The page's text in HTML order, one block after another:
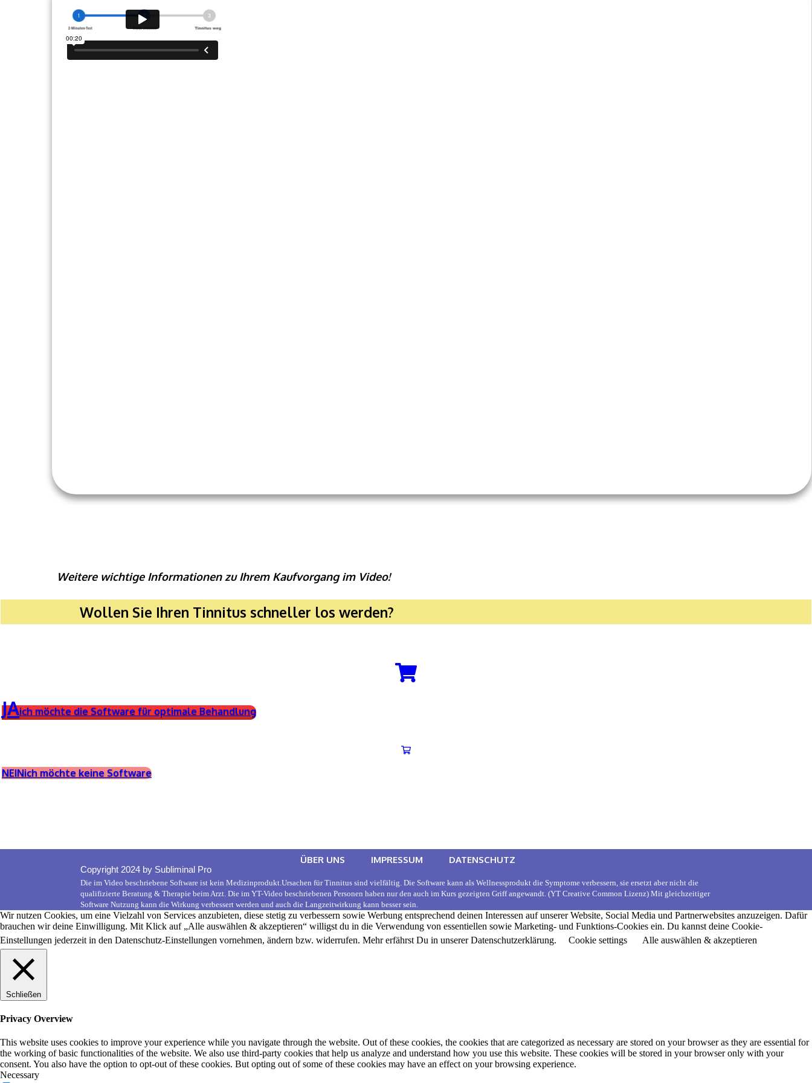
Weitere wichtige Informationen zu Ihrem Kaufvorgang im Video!
Wollen Sie Ihren Tinnitus schneller los werden?
JAich möchte die Software für optimale Behandlung
NEINich möchte keine Software
ÜBER UNS IMPRESSUM DATENSCHUTZ
Copyright 2024 by Subliminal Pro
Die im Video beschriebene Software ist kein Medizinprodukt.Ursachen für Tinnitus sind vielfältig. Die Software kann als Wellnessprodukt die Symptome verbessern, sie ersetzt aber nicht die
qualifizierte Beratung & Therapie beim Arzt. Die im YT-Video beschriebenen Personen haben nur den auch im Kurs gezeigten Griff angewandt. (YT Creative Common Lizenz) Mit gleichzeitiger
Software Nutzung kann die Wirkung verbessert werden und auch die Langzeitwirkung kann besser sein.
Wir nutzen Cookies, um eine Vielzahl von Services anzubieten, diese stetig zu verbessern sowie Werbung entsprechend deinen Interessen auf unserer Website, Social Media und Partnerwebsites anzuzeigen. Dafür
brauchen wir deine Einwilligung. Mit Klick auf „Alle auswählen & akzeptieren“ willigst du in die Verwendung von essentiellen sowie Marketing- und Funktions-Cookies ein. Du kannst deine Cookie-
Einstellungen jederzeit in den Datenschutz-Einstellungen vornehmen, ändern bzw. widerrufen. Mehr erfährst Du in unserer Datenschutzerklärung.
Cookie settings Alle auswählen & akzeptieren
Schließen
Privacy Overview
This website uses cookies to improve your experience while you navigate through the website. Out of these cookies, the cookies that are categorized as necessary are stored on your browser as they are essential for
the working of basic functionalities of the website. We also use third-party cookies that help us analyze and understand how you use this website. These cookies will be stored in your browser only with your
consent. You also have the option to opt-out of these cookies. But opting out of some of these cookies may have an effect on your browsing experience.
Necessary